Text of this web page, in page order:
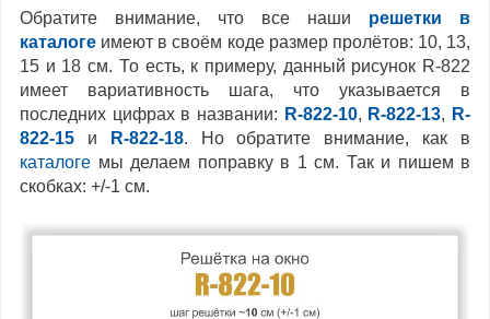
Обратите внимание, что все наши решетки в
каталоге имеют в своём коде размер пролётов: 10, 13,
15 и 18 см. То есть, к примеру, данный рисунок R-822
имеет вариативность шага, что указывается в
последних цифрах в названии: R-822-10, R-822-13, R-
822-15 и R-822-18. Но обратите внимание, как в
каталоге мы делаем поправку в 1 см. Так и пишем в
скобках: +/-1 см.